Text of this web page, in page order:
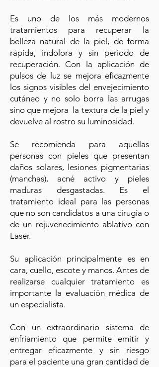
Es uno de los más modernos
tratamientos para recuperar la
belleza natural de la piel, de forma
rápida, indolora y sin periodo de
recuperación. Con la aplicación de
pulsos de luz se mejora eficazmente
los signos visibles del envejecimiento
cutáneo y no solo borra las arrugas
sino que mejora la textura de la piel y
devuelve al rostro su luminosidad.
Se recomienda para aquellas
personas con pieles que presentan
daños solares, lesiones pigmentarias
(manchas), acné activo y pieles
maduras desgastadas. Es el
tratamiento ideal para las personas
que no son candidatos a una cirugía o
de un rejuvenecimiento ablativo con
Laser.
Su aplicación principalmente es en
cara, cuello, escote y manos. Antes de
realizarse cualquier tratamiento es
importante la evaluación médica de
un especialista.
Con un extraordinario sistema de
enfriamiento que permite emitir y
entregar eficazmente y sin riesgo
para el paciente una gran cantidad de